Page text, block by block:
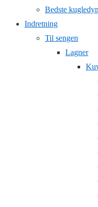
Bedste
Indretning
Til sengen
Lagner